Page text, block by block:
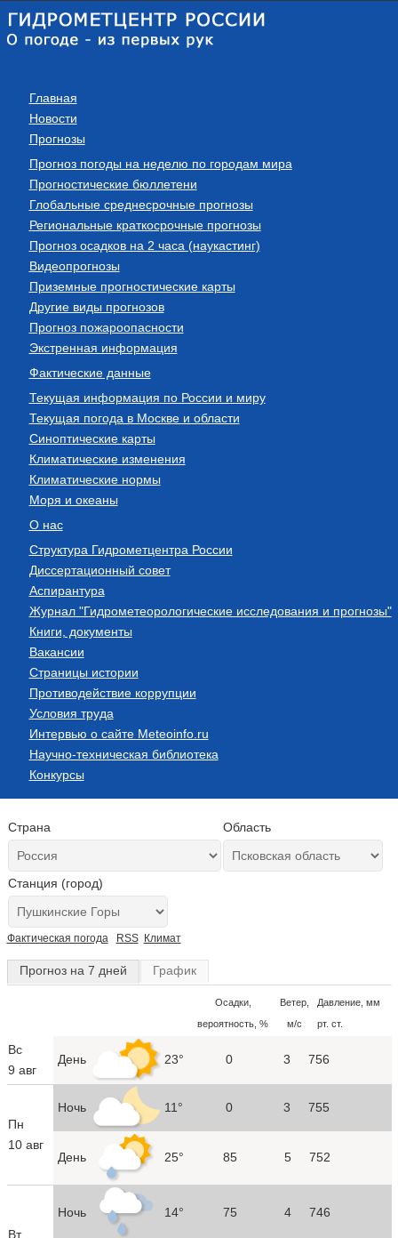
Главная
Новости
Прогнозы
Прогноз погоды на неделю по городам мира
Прогностические бюллетени
Глобальные среднесрочные прогнозы
Региональные краткосрочные прогнозы
Прогноз осадков на 2 часа (наукастинг)
Видеопрогнозы
Приземные прогностические карты
Другие виды прогнозов
Прогноз пожароопасности
Экстренная информация
Фактические данные
Текущая информация по России и миру
Текущая погода в Москве и области
Синоптические карты
Климатические изменения
Климатические нормы
Моря и океаны
О нас
Структура Гидрометцентра России
Диссертационный совет
Аспирантура
Журнал "Гидрометеорологические исследования и прогнозы"
Книги, документы
Вакансии
Страницы истории
Противодействие коррупции
Условия труда
Интервью о сайте Meteoinfo.ru
Научно-техническая библиотека
Конкурсы
Страна Область
Станция (город)
Фактическая погода RSS Климат
Прогноз на 7 дней График
Осадки,
вероятность, %
Ветер,
м/с
Давление, мм
рт. ст.
Вс
9 авг
День 23° 0 3 756
Пн
10 авг
Ночь 11° 0 3 755
День 25° 85 5 752
Вт
Ночь 14° 75 4 746